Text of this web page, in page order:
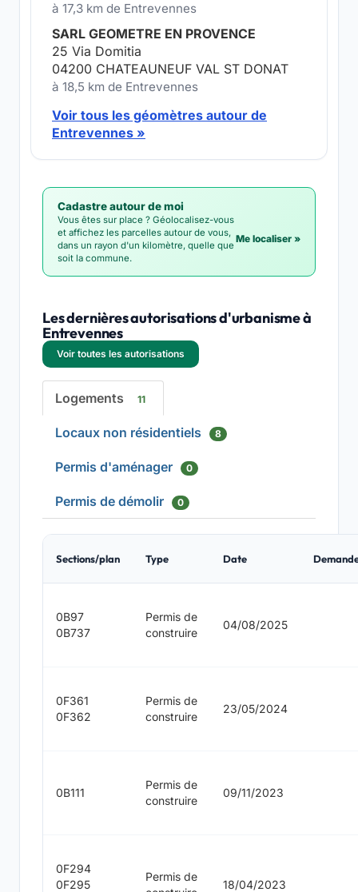
à 17,3 km de Entrevennes
SARL GEOMETRE EN PROVENCE
25 Via Domitia
04200 CHATEAUNEUF VAL ST DONAT
à 18,5 km de Entrevennes
Voir tous les géomètres autour de
Entrevennes »
Cadastre autour de moi
Vous êtes sur place ? Géolocalisez-vous
et affichez les parcelles autour de vous,
dans un rayon d'un kilomètre, quelle que
soit la commune.
Me localiser »
Les dernières autorisations d'urbanisme à
Entrevennes
Voir toutes les autorisations
Logements 11
Locaux non résidentiels 8
Permis d'aménager 0
Permis de démolir 0
Sections/plan Type Date
0B97
0B737
Permis de
construire
04/08/2025
0F361
0F362
Permis de
construire
23/05/2024
0B111
Permis de
construire
09/11/2023
0F294
0F295
Permis de
18/04/2023